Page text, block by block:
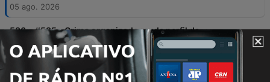
05 ago. 2026
536 - #535 - Crime organizado muda perfil da
violência no Brasil | BdF Entrevista David
Marques